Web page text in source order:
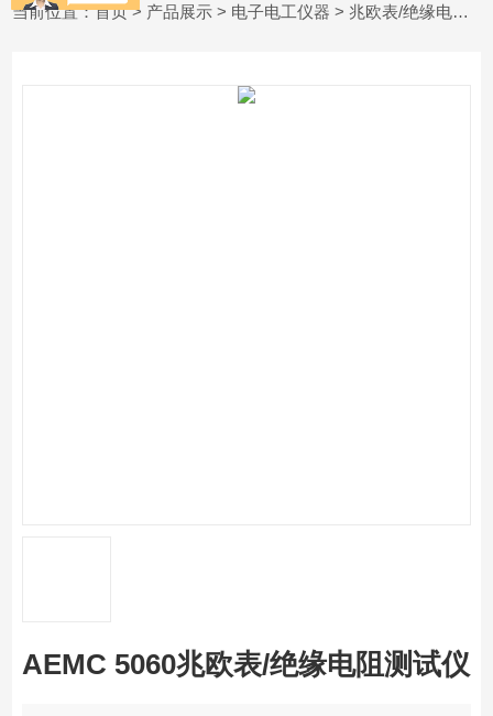
当前位置：首页> 产品展示 > 电子电工仪器 >兆欧表/绝缘电阻测试仪
AEMC 5060兆欧表/绝缘电阻测试仪